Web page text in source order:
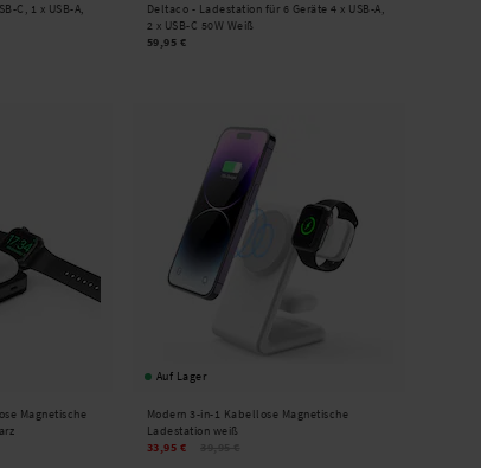
C, 1 x USB-A,
Deltaco - Ladestation für 6 Geräte 4 x USB-A,
2 x USB-C 50W Weiß
59,95 €
Magnetische
Auf Lager
Modern 3-in-1 Kabellose Magnetische
Ladestation weiß
33,95 €